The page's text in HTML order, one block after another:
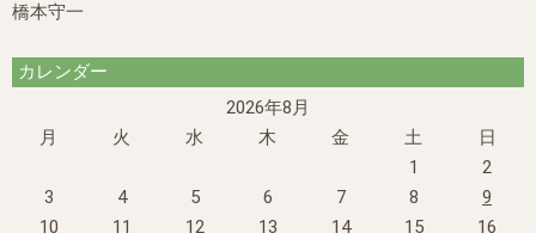
橋本守一
カレンダー
2026年8月
月
火 水 木 金 土
日
1
2
3
4 5 6 7 8
9
10
11 12 13 14 15
16